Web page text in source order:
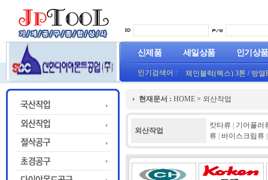
신제품 세일상품 인기상품
인기검색어 : 체인블럭(렉스) 3톤 / 방열
(오렌지) (1롤50M)
프로라인 줄자(코메론)자
현재문서 : HOME > 외산작업
외산작업
캇타류
기어풀러
류
바이스크립류